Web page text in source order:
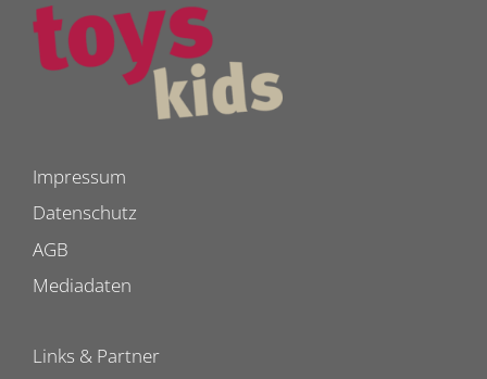
Impressum
Datenschutz
AGB
Mediadaten
Links & Partner